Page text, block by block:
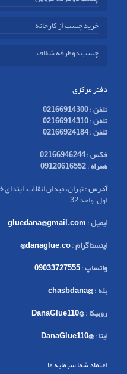
خرید چسب از کارخانه
چسب دوطرفه شفاف
دفتر مرکزی
تلفن:
02166914300
تلفن:
02166914310
تلفن:
02166924184
فکس:
02166946244
همراه:
09120616552
آدرس
اول، واحد 32
ایمیل:
gluedana@gmail.com
اینستاگرام:
danaglue.co@
واتساپ:
09033727555
بله:
@chasbdana
روبیکا:
@DanaGlue110
ایتا:
@DanaGlue110
اعتماد شما سرمایه ما